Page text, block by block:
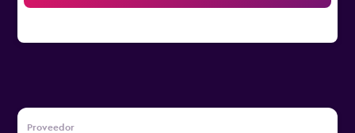
Proveedor